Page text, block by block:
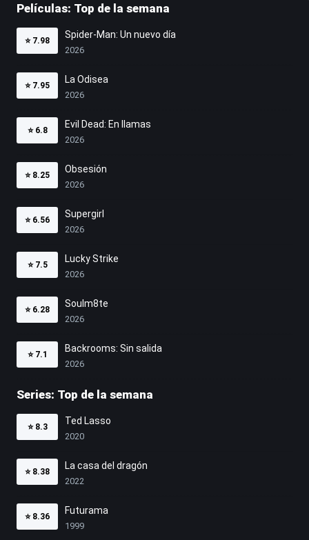
Películas: Top de la semana
⭐ 7.98
Spider-Man: Un nuevo día
2026
⭐ 7.95
La Odisea
2026
⭐ 6.8
Evil Dead: En llamas
2026
⭐ 8.25
Obsesión
2026
⭐ 6.56
Supergirl
2026
⭐ 7.5
Lucky Strike
2026
⭐ 6.28
Soulm8te
2026
⭐ 7.1
Backrooms: Sin salida
2026
Series: Top de la semana
⭐ 8.3
Ted Lasso
2020
⭐ 8.38
La casa del dragón
2022
⭐ 8.36
Futurama
1999